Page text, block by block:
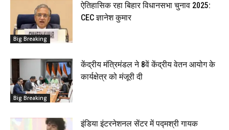
Big Breaking
ऐतिहासिक रहा बिहार विधानसभा चुनाव 2025:
CEC ज्ञानेश कुमार
Big Breaking
केंद्रीय मंत्रिमंडल ने 8वें केंद्रीय वेतन आयोग के
कार्यक्षेत्र को मंजूरी दी
इंडिया इंटरनेशनल सेंटर में पद्मश्री गायक